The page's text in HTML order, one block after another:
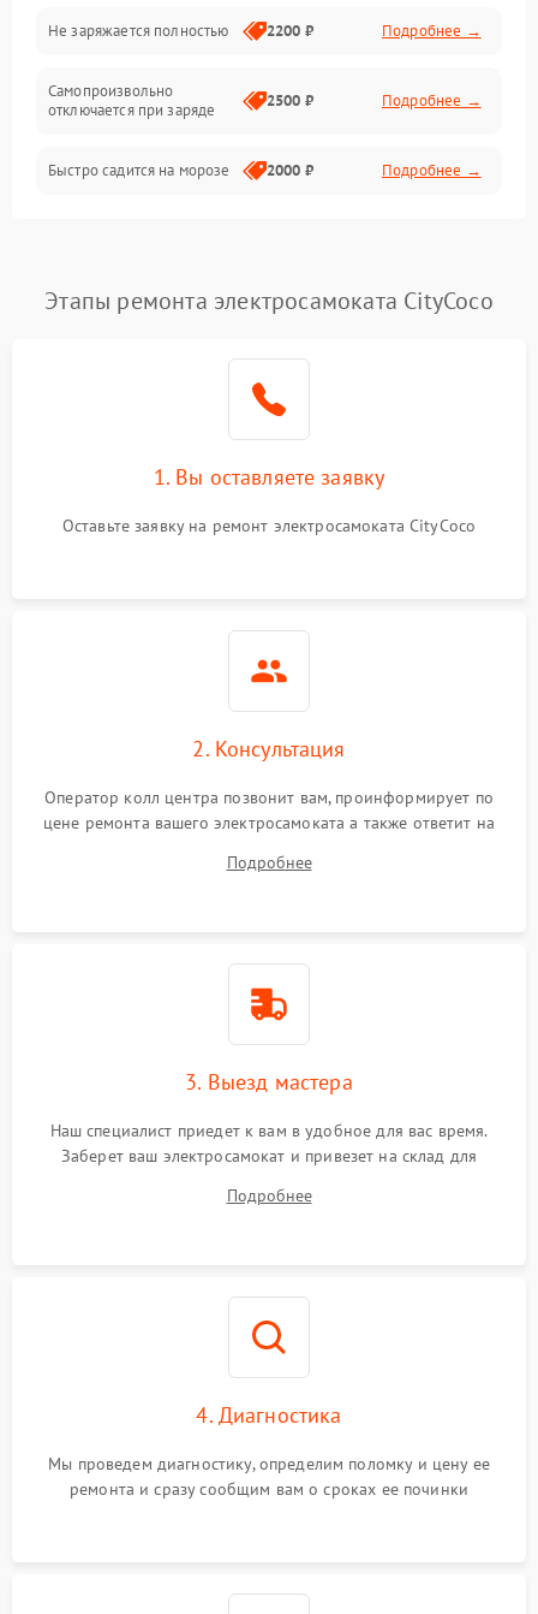
Не заряжается полностью 2200 ₽ Подробнее →
Самопроизвольно
отключается при заряде
2500 ₽ Подробнее →
Быстро садится на морозе 2000 ₽ Подробнее →
Этапы ремонта электросамоката CityCoco
1. Вы оставляете заявку
Оставьте заявку на ремонт электросамоката CityCoco
2. Консультация
Оператор колл центра позвонит вам, проинформирует по
цене ремонта вашего электросамоката а также ответит на
Подробнее
3. Выезд мастера
Наш специалист приедет к вам в удобное для вас время.
Заберет ваш электросамокат и привезет на склад для
Подробнее
4. Диагностика
Мы проведем диагностику, определим поломку и цену ее
ремонта и сразу сообщим вам о сроках ее починки